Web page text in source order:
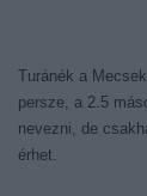
Turánék a
persze, a 2.5
nevezni, de
érhet.